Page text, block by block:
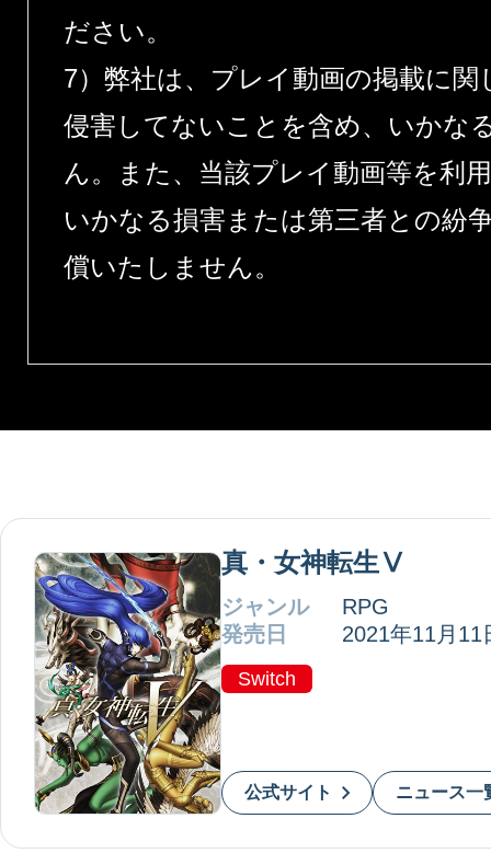
ださい。
7）弊社は、プレイ動画の掲載に
侵害してないことを含め、いかな
ん。また、当該プレイ動画等を利
いかなる損害または第三者との紛
償いたしません。
真・女神転生Ⅴ
ジャンル
RPG
発売日
2021年11月11
Switch
公式サイト ニュース一